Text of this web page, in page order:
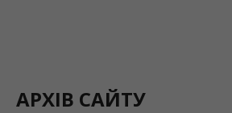
АРХІВ САЙТУ